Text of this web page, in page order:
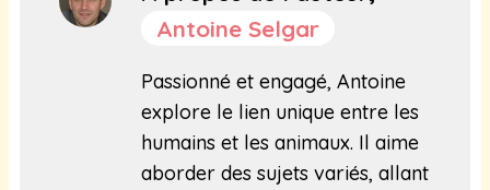
Antoine Selgar
Passionné et engagé, Antoine
explore le lien unique entre les
humains et les animaux. Il aime
aborder des sujets variés, allant